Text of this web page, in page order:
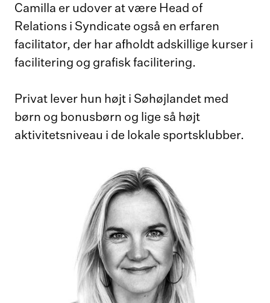
Camilla er udover at være Head of
Relations i Syndicate også en erfaren
facilitator, der har afholdt adskillige kurser i
facilitering og grafisk facilitering.
Privat lever hun højt i Søhøjlandet med
børn og bonusbørn og lige så højt
aktivitetsniveau i de lokale sportsklubber.